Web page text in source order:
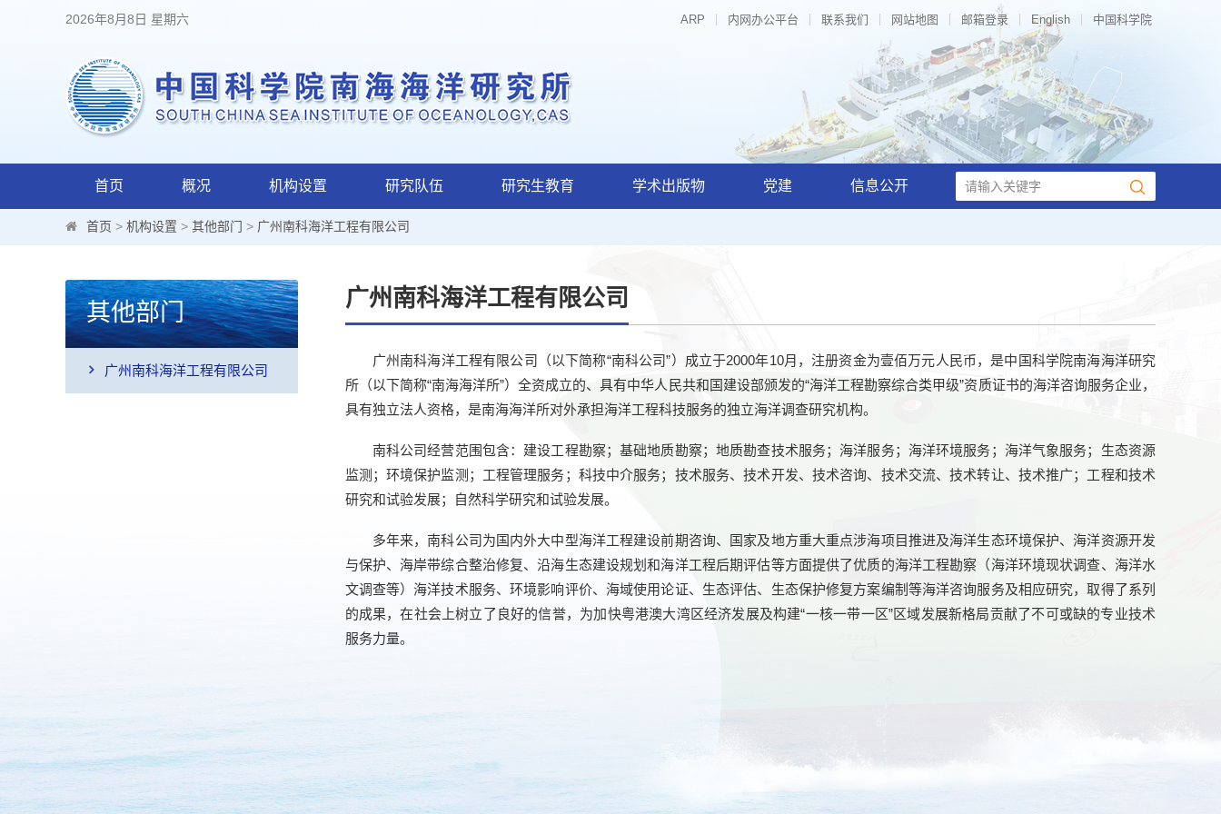
2026年8月8日 星期六 ARP 内网办公平台 联系我们 网站地图 邮箱登录 English 中国科学院
首页 概况 机构设置 研究队伍 研究生教育 学术出版物 党建 信息公开
首页 > 机构设置 > 其他部门 > 广州南科海洋工程有限公司
其他部门
广州南科海洋工程有限公司
广州南科海洋工程有限公司
广州南科海洋工程有限公司（以下简称“南科公司”）成立于2000年10月，注册资金为壹佰万元人民币，是中国科学院南海海洋研究
所（以下简称“南海海洋所”）全资成立的、具有中华人民共和国建设部颁发的“海洋工程勘察综合类甲级”资质证书的海洋咨询服务企业，
具有独立法人资格，是南海海洋所对外承担海洋工程科技服务的独立海洋调查研究机构。
南科公司经营范围包含：建设工程勘察；基础地质勘察；地质勘查技术服务；海洋服务；海洋环境服务；海洋气象服务；生态资源
监测；环境保护监测；工程管理服务；科技中介服务；技术服务、技术开发、技术咨询、技术交流、技术转让、技术推广；工程和技术
研究和试验发展；自然科学研究和试验发展。
多年来，南科公司为国内外大中型海洋工程建设前期咨询、国家及地方重大重点涉海项目推进及海洋生态环境保护、海洋资源开发
与保护、海岸带综合整治修复、沿海生态建设规划和海洋工程后期评估等方面提供了优质的海洋工程勘察（海洋环境现状调查、海洋水
文调查等）海洋技术服务、环境影响评价、海域使用论证、生态评估、生态保护修复方案编制等海洋咨询服务及相应研究，取得了系列
的成果，在社会上树立了良好的信誉，为加快粤港澳大湾区经济发展及构建“一核一带一区”区域发展新格局贡献了不可或缺的专业技术
服务力量。